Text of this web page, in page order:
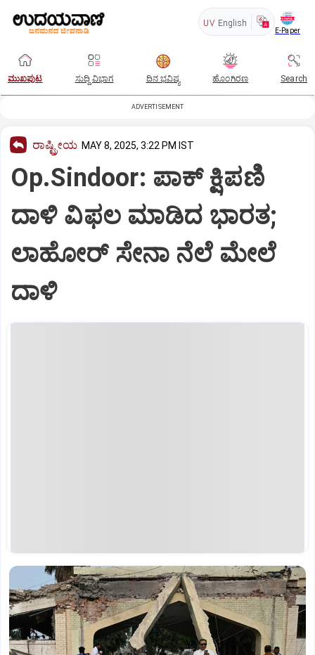
UV English
E-Paper
ಮುಖಪುಟ ಸುದ್ದಿ ವಿಭಾಗ ದಿನ ಭವಿಷ್ಯ ಹೊಂಗಿರಣ Search
ADVERTISEMENT
ರಾಷ್ಟ್ರೀಯ MAY 8, 2025, 3:22 PM IST
Op.Sindoor: ಪಾಕ್‌ ಕ್ಷಿಪಣಿ
ದಾಳಿ ವಿಫಲ ಮಾಡಿದ ಭಾರತ;
ಲಾಹೋರ್‌ ಸೇನಾ ನೆಲೆ ಮೇಲೆ
ದಾಳಿ